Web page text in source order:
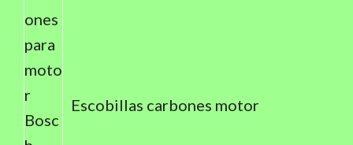
Escobillas carbones motor